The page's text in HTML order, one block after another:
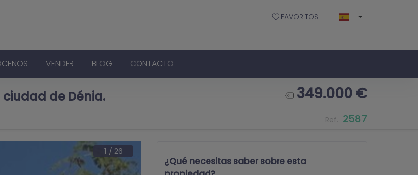
FAVORITOS
VENDER BLOG CONTACTO
de Dénia. 349.000 €
Ref. 2587
1 / 26
¿Qué necesitas saber sobre esta